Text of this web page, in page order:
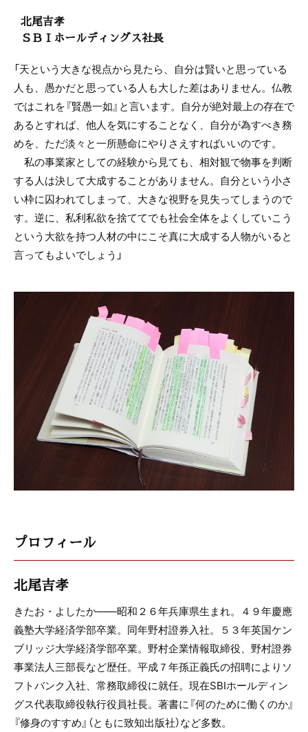
北尾吉孝
ＳＢＩホールディングス社長
「天という大きな視点から見たら、自分は賢いと思っている
人も、愚かだと思っている人も大した差はありません。仏教
ではこれを『賢愚一如』と言います。自分が絶対最上の存在で
あるとすれば、他人を気にすることなく、自分が為すべき務
めを、ただ淡々と一所懸命にやりさえすればいいのです。
私の事業家としての経験から見ても、相対観で物事を判断
する人は決して大成することがありません。自分という小さ
い枠に囚われてしまって、大きな視野を見失ってしまうので
す。逆に、私利私欲を捨ててでも社会全体をよくしていこう
という大欲を持つ人材の中にこそ真に大成する人物がいると
言ってもよいでしょう」
プロフィール
北尾吉孝
きたお・よしたか――昭和２６年兵庫県生まれ。４９年慶應
義塾大学経済学部卒業。同年野村證券入社。５３年英国ケン
ブリッジ大学経済学部卒業。野村企業情報取締役、野村證券
事業法人三部長など歴任。平成７年孫正義氏の招聘によりソ
フトバンク入社、常務取締役に就任。現在SBIホールディン
グス代表取締役執行役員社長。著書に『何のために働くのか』
『修身のすすめ』（ともに致知出版社）など多数。